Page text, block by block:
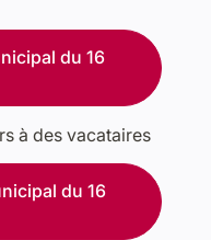
du 16
à des vacataires
du 16